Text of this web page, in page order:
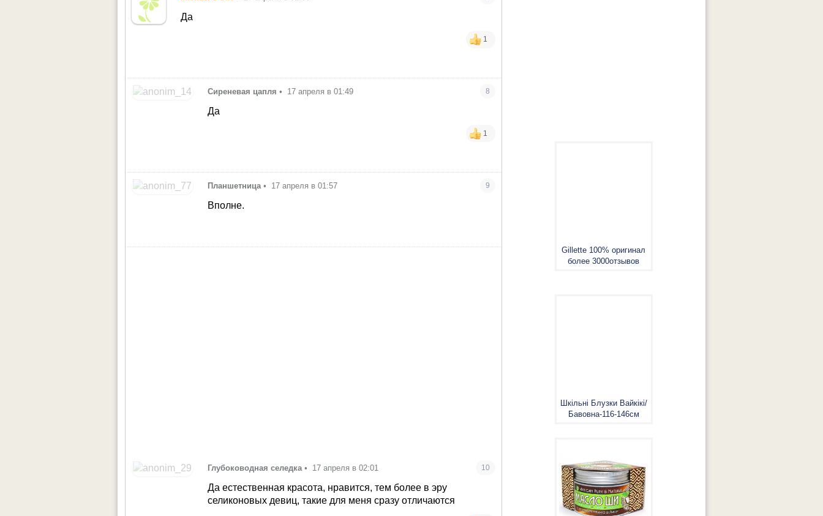
Да
1
Сиреневая цапля • 17 апреля в 01:49 8
Да
1
Планшетница • 17 апреля в 01:57 9
Вполне.
Глубоководная селедка • 17 апреля в 02:01 10
Да естественная красота, нравится, тем более в эру
селиконовых девиц, такие для меня сразу отличаются
Gillette 100% оригинал
более 3000отзывов
Шкільнi Блузки Вайкiкi/
Бавовна-116-146см